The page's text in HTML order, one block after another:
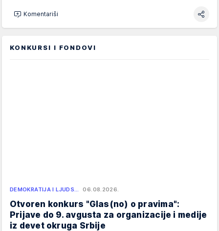
Komentariši
KONKURSI I FONDOVI
DEMOKRATIJA I LJUDS… 06.08.2026.
Otvoren konkurs "Glas(no) o pravima":
Prijave do 9. avgusta za organizacije i medije
iz devet okruga Srbije